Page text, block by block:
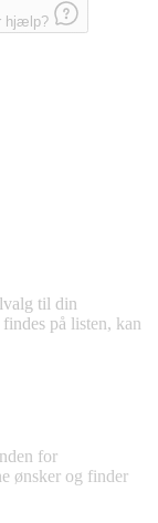
hjælp?
til din
på listen, kan
for
ønsker og finder